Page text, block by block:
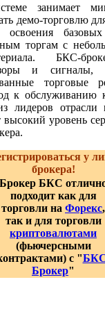
занимает
демо-торговлю
торгам с
БКС-
и сигналы,
торговые
к обслуживанию
лидеров отрасли
уровень
у
брокера!
Брокер БКС
подходит как для
торговли на Форекс,
так и для торговли
криптовалютами
(фьючерсными
с "
Брокер"